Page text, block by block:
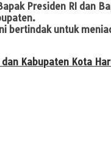
Presiden RI dan
bertindak untuk
Kabupaten Kota